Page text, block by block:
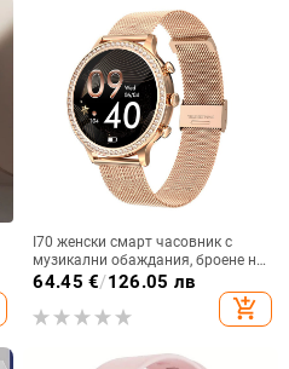
I70 женски смарт часовник с
музикални обаждания, броене на
стъпки, пулс, кръвно налягане,
мултиспорт, смарт часовник с
пръстен
64.45 €/126.05 лв
add_shopping_cart